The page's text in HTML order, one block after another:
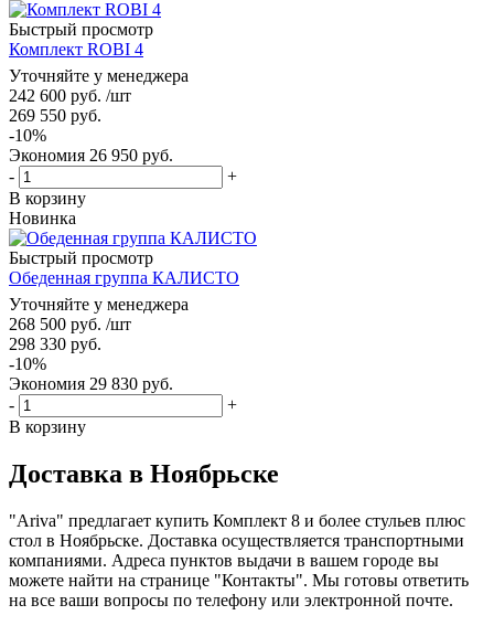
Быстрый просмотр
Комплект ROBI 4
Уточняйте у менеджера
242 600 руб. /шт
269 550 руб.
-10%
Экономия 26 950 руб.
-
+
В корзину
Новинка
Быстрый просмотр
Обеденная группа КАЛИСТО
Уточняйте у менеджера
268 500 руб. /шт
298 330 руб.
-10%
Экономия 29 830 руб.
-
+
В корзину
Доставка в Ноябрьске
"Ariva" предлагает купить Комплект 8 и более стульев плюс
стол в Ноябрьске. Доставка осуществляется транспортными
компаниями. Адреса пунктов выдачи в вашем городе вы
можете найти на странице "Контакты". Мы готовы ответить
на все ваши вопросы по телефону или электронной почте.